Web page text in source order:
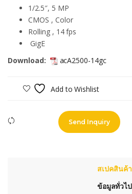
คะแนน
ของลูกค้า1/2.5″, 5 MP
CMOS , Color
Rolling , 14 fps
GigE
Download:
acA2500-14gc
Add to Wishlist
Send Inquiry
สเปคสินค้า
ข้อมูลทั่วไป